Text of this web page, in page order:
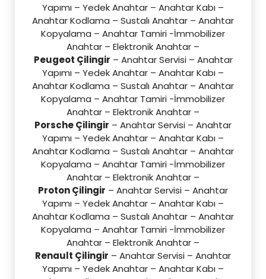
Yapımı – Yedek Anahtar – Anahtar Kabı –
Anahtar Kodlama – Sustalı Anahtar – Anahtar
Kopyalama – Anahtar Tamiri -İmmobilizer
Anahtar – Elektronik Anahtar –
Peugeot Çilingir – Anahtar Servisi – Anahtar
Yapımı – Yedek Anahtar – Anahtar Kabı –
Anahtar Kodlama – Sustalı Anahtar – Anahtar
Kopyalama – Anahtar Tamiri -İmmobilizer
Anahtar – Elektronik Anahtar –
Porsche Çilingir – Anahtar Servisi – Anahtar
Yapımı – Yedek Anahtar – Anahtar Kabı –
Anahtar Kodlama – Sustalı Anahtar – Anahtar
Kopyalama – Anahtar Tamiri -İmmobilizer
Anahtar – Elektronik Anahtar –
Proton Çilingir – Anahtar Servisi – Anahtar
Yapımı – Yedek Anahtar – Anahtar Kabı –
Anahtar Kodlama – Sustalı Anahtar – Anahtar
Kopyalama – Anahtar Tamiri -İmmobilizer
Anahtar – Elektronik Anahtar –
Renault Çilingir – Anahtar Servisi – Anahtar
Yapımı – Yedek Anahtar – Anahtar Kabı –